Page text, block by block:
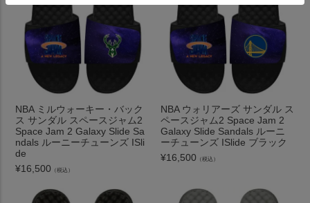
NBA ミルウォーキー・バック
ス サンダル スペースジャム2
Space Jam 2 Galaxy Slide Sa
ndals ルーニーチューンズ ISli
de
¥16,500 （税込）
NBA ウォリアーズ サンダル ス
ペースジャム2 Space Jam 2
Galaxy Slide Sandals ルーニ
ーチューンズ ISlide ブラック
¥16,500 （税込）